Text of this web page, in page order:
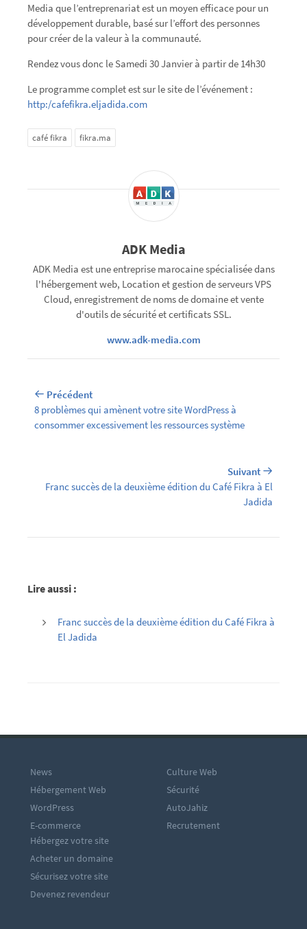
Media que l’entreprenariat est un moyen efficace pour un
développement durable, basé sur l’effort des personnes
pour créer de la valeur à la communauté.
Rendez vous donc le Samedi 30 Janvier à partir de 14h30
Le programme complet est sur le site de l’événement :
http:/cafefikra.eljadida.com
café fikra fikra.ma
ADK Media
ADK Media est une entreprise marocaine spécialisée dans
l'hébergement web, Location et gestion de serveurs VPS
Cloud, enregistrement de noms de domaine et vente
d'outils de sécurité et certificats SSL.
www.adk-media.com
Précédent
8 problèmes qui amènent votre site WordPress à
consommer excessivement les ressources système
Suivant
Franc succès de la deuxième édition du Café Fikra à El
Jadida
Lire aussi :
Franc succès de la deuxième édition du Café Fikra à
El Jadida
News
Hébergement Web
WordPress
E-commerce
Culture Web
Sécurité
AutoJahiz
Recrutement
Hébergez votre site
Acheter un domaine
Sécurisez votre site
Devenez revendeur